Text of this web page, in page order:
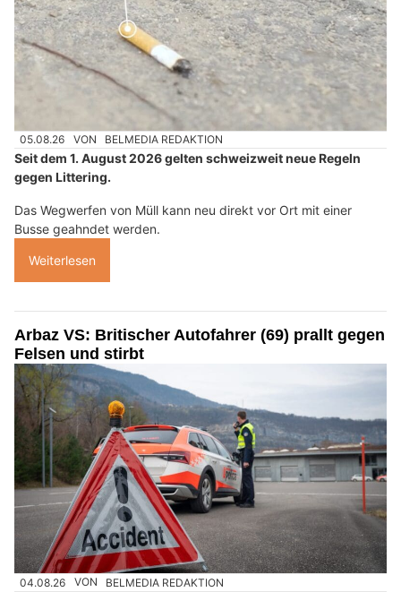
05.08.26 VON BELMEDIA REDAKTION
Seit dem 1. August 2026 gelten schweizweit neue Regeln
gegen Littering.
Das Wegwerfen von Müll kann neu direkt vor Ort mit einer
Busse geahndet werden.
Weiterlesen
Arbaz VS: Britischer Autofahrer (69) prallt gegen
Felsen und stirbt
04.08.26 VON BELMEDIA REDAKTION